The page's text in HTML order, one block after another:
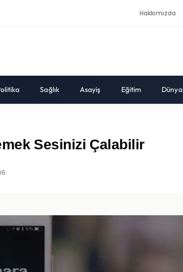
Hakkımızda
Sağlık Asayiş Eğitim Dünya
Sesinizi Çalabilir